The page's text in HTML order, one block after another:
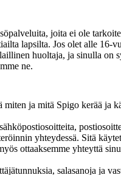
joita ei ole
lapsilta. Jos olet alle 16-
huoltaja, ja sinulla
ne.
ja mitä Spigo kerää ja
yhteydessä. Sitä
ottaaksemme yhteyttä
salasanoja ja